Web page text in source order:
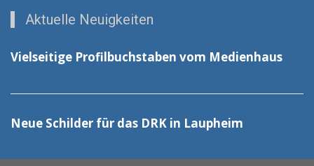
Aktuelle Neuigkeiten
Vielseitige Profilbuchstaben vom Medienhaus
Neue Schilder für das DRK in Laupheim